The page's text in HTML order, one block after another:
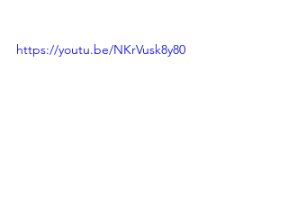
https://youtu.be/NKrVusk8y80